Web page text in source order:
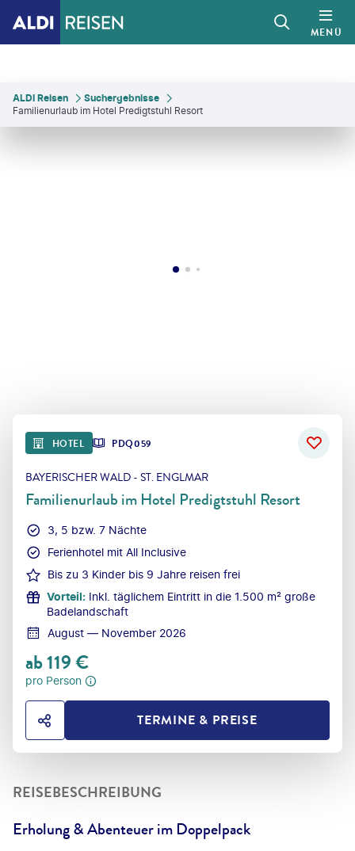
MENÜ
ALDI Reisen
Suchergebnisse
Familienurlaub im Hotel Predigtstuhl Resort
HOTEL PDQ059
BAYERISCHER WALD - ST. ENGLMAR
Familienurlaub im Hotel Predigtstuhl Resort
3, 5 bzw. 7 Nächte
Ferienhotel mit All Inclusive
Bis zu 3 Kinder bis 9 Jahre reisen frei
Vorteil: Inkl. täglichem Eintritt in die 1.500 m² große
Badelandschaft
August — November 2026
ab119€
pro Person
HOTEL TEILENTERMINE & PREISE
REISEBESCHREIBUNG
Erholung & Abenteuer im Doppelpack